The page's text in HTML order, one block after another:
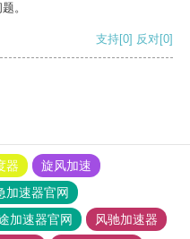
。
支持[0] 反对[0]
器
旋风加速
加速器官网
加速器官网
风驰加速器